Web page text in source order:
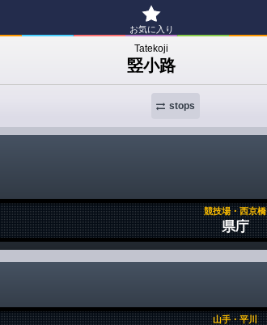
お気に入り
Tatekoji
竪小路
stops
競技場・西京橋
県庁
山手・平川